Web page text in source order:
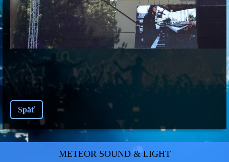
Späť
METEOR SOUND & LIGHT